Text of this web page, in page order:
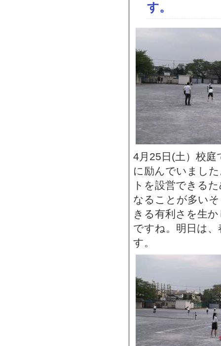
す。
4月25日(土）校
に励んでいまし
トを設営できる
なることが多い
きる有利さを生
ですね。明日は
す。